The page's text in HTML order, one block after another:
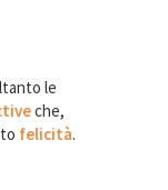
le
che,
felicità.